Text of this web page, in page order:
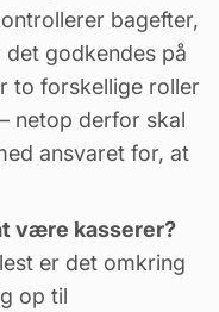
bagefter,
godkendes på
to forskellige roller
netop derfor skal
ansvaret for, at
være kasserer?
er det omkring
op til